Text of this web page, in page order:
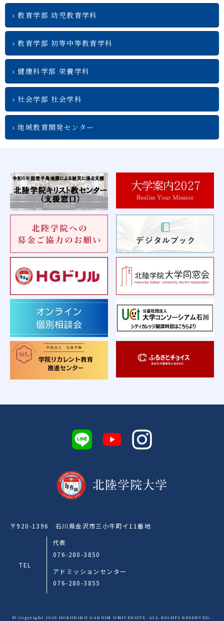
教育学部 幼児教育学科
教育学部 初等中等教育学科
健康科学部 栄養学科
社会学部 社会学科
地域教育開発センター
〒920-1396 石川県金沢市三小牛町イ11番地
TEL
代表
076-280-3850
アドミッションセンター
076-280-3855
© Copyright 2026 HOKURIKU GAKUIN UNIVERSITY. ALL RIGHTS RESERVED.